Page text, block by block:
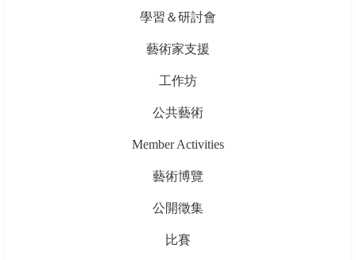
學習＆研討會
藝術家支援
工作坊
公共藝術
Member Activities
藝術博覽
公開徵集
比賽